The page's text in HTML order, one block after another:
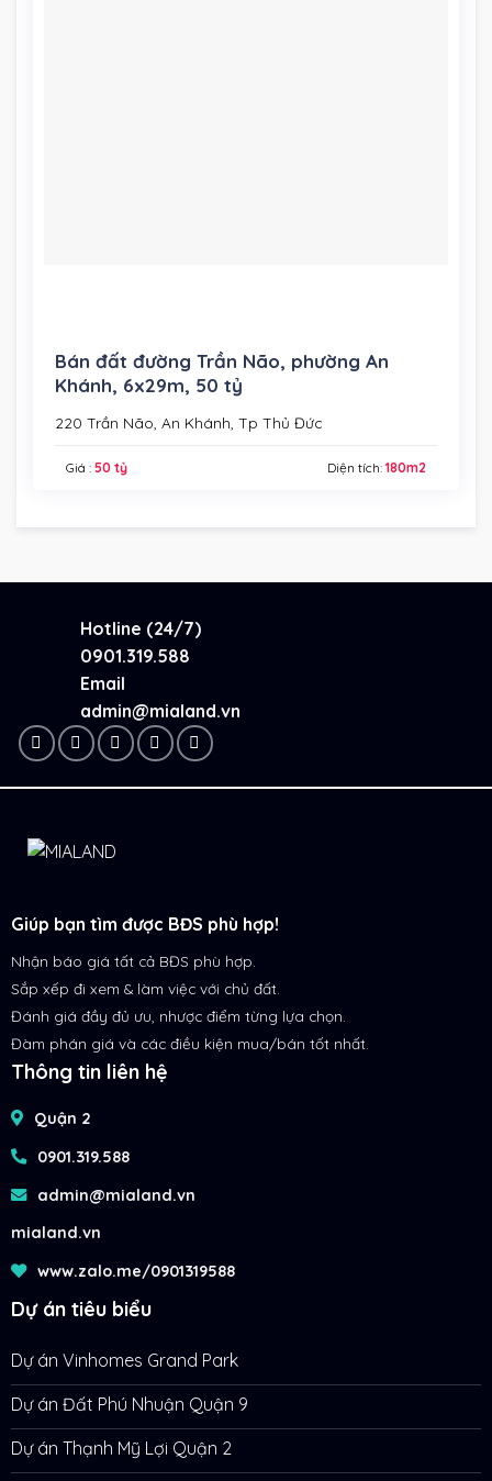
Bán đất đường Trần Não, phường An
Khánh, 6x29m, 50 tỷ
220 Trần Não, An Khánh, Tp Thủ Đức
Giá : 50 tỷ Diện tích:180m2
Hotline (24/7)
0901.319.588
Email
admin@mialand.vn
Giúp bạn tìm được BĐS phù hợp!
Nhận báo giá tất cả BĐS phù hợp.
Sắp xếp đi xem & làm việc với chủ đất.
Đánh giá đầy đủ ưu, nhược điểm từng lựa chọn.
Đàm phán giá và các điều kiện mua/bán tốt nhất.
Thông tin liên hệ
Quận 2
0901.319.588
admin@mialand.vn
mialand.vn
www.zalo.me/0901319588
Dự án tiêu biểu
Dự án Vinhomes Grand Park
Dự án Đất Phú Nhuận Quận 9
Dự án Thạnh Mỹ Lợi Quận 2